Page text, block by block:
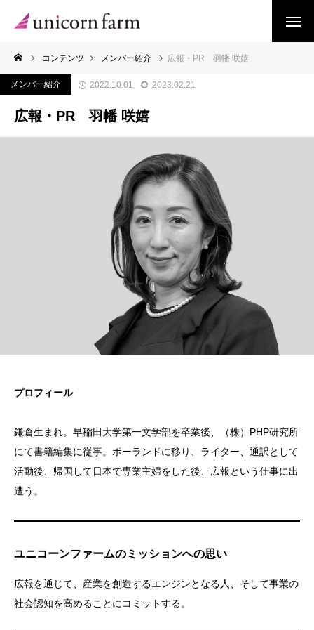
コンテンツ メンバー紹介 広報・PR 羽幡 咲嬉
メンバー紹介 2022.10.01 2023.02.21
広報・PR 羽幡 咲嬉
プロフィール
鎌倉生まれ。早稲田大学第一文学部を卒業後、（株）PHP研究所
にて書籍編集に従事。ポーランドに移り、ライター、通訳として
活動後、帰国して日本で専業主婦をした後、広報という仕事に出
遭う。
ユニコーンファームのミッションへの思い
広報を通じて、産業を創造するエンジンとなる人、そして事業の
社会認知を高めることにコミットする。